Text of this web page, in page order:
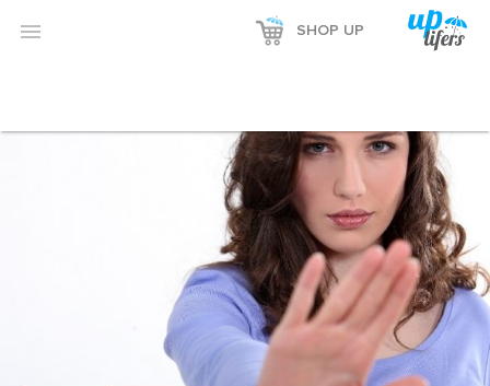
 SHOP UP